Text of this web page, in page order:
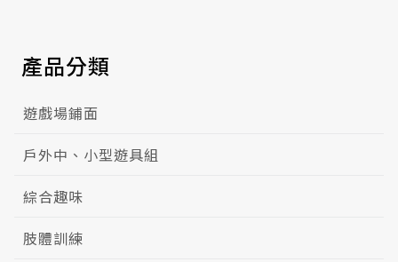
產品分類
遊戲場鋪面
戶外中、小型遊具組
綜合趣味
肢體訓練